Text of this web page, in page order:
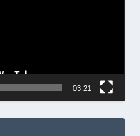
03:21